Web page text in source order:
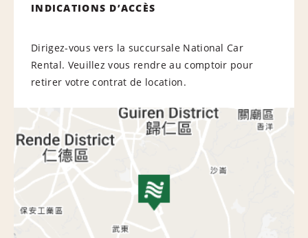
INDICATIONS D’ACCÈS
Dirigez-vous vers la succursale National Car
Rental. Veuillez vous rendre au comptoir pour
retirer votre contrat de location.